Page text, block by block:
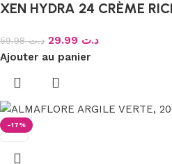
XEN HYDRA 24 CRÈME
د.ت59.98 د.ت
Ajouter au panier
-17%